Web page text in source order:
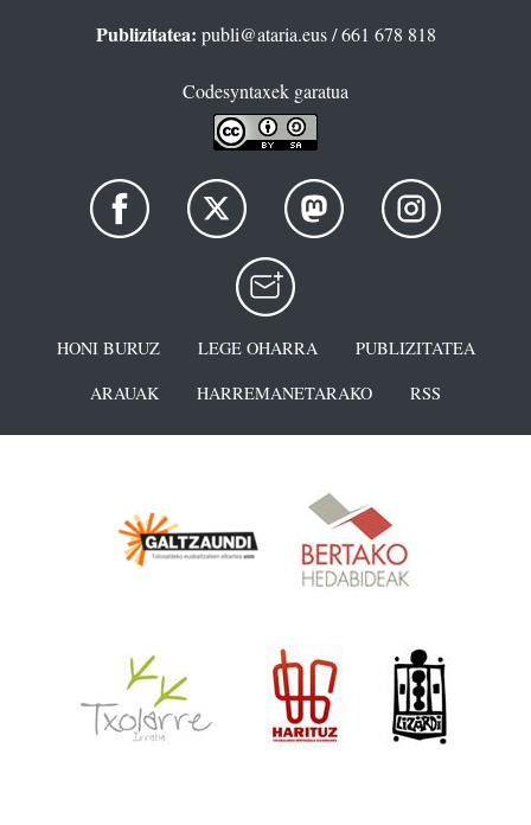
Publizitatea: publi@ataria.eus/ 661 678 818
Codesyntaxek garatua
HONI BURUZ LEGE OHARRA
PUBLIZITATEA
ARAUAK
HARREMANETARAKO RSS